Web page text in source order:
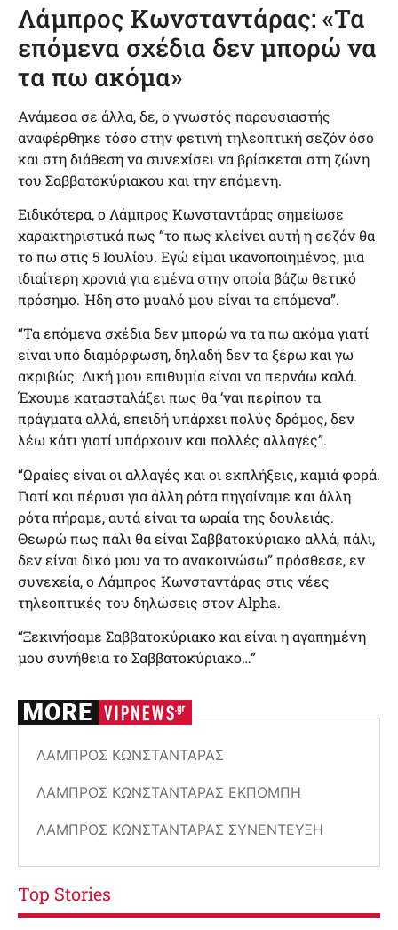
Λάμπρος Κωνσταντάρας: «Τα
επόμενα σχέδια δεν μπορώ να
τα πω ακόμα»
Ανάμεσα σε άλλα, δε, ο γνωστός παρουσιαστής
αναφέρθηκε τόσο στην φετινή τηλεοπτική σεζόν όσο
και στη διάθεση να συνεχίσει να βρίσκεται στη ζώνη
του Σαββατοκύριακου και την επόμενη.
Ειδικότερα, ο Λάμπρος Κωνσταντάρας σημείωσε
χαρακτηριστικά πως “το πως κλείνει αυτή η σεζόν θα
το πω στις 5 Ιουλίου. Εγώ είμαι ικανοποιημένος, μια
ιδιαίτερη χρονιά για εμένα στην οποία βάζω θετικό
πρόσημο. Ήδη στο μυαλό μου είναι τα επόμενα”.
“Τα επόμενα σχέδια δεν μπορώ να τα πω ακόμα γιατί
είναι υπό διαμόρφωση, δηλαδή δεν τα ξέρω και γω
ακριβώς. Δική μου επιθυμία είναι να περνάω καλά.
Έχουμε κατασταλάξει πως θα ‘ναι περίπου τα
πράγματα αλλά, επειδή υπάρχει πολύς δρόμος, δεν
λέω κάτι γιατί υπάρχουν και πολλές αλλαγές”.
“Ωραίες είναι οι αλλαγές και οι εκπλήξεις, καμιά φορά.
Γιατί και πέρυσι για άλλη ρότα πηγαίναμε και άλλη
ρότα πήραμε, αυτά είναι τα ωραία της δουλειάς.
Θεωρώ πως πάλι θα είναι Σαββατοκύριακο αλλά, πάλι,
δεν είναι δικό μου να το ανακοινώσω” πρόσθεσε, εν
συνεχεία, ο Λάμπρος Κωνσταντάρας στις νέες
τηλεοπτικές του δηλώσεις στον Alpha.
“Ξεκινήσαμε Σαββατοκύριακο και είναι η αγαπημένη
μου συνήθεια το Σαββατοκύριακο…”
ΛΆΜΠΡΟΣ ΚΩΝΣΤΑΝΤΆΡΑΣ
ΛΆΜΠΡΟΣ ΚΩΝΣΤΑΝΤΆΡΑΣ ΕΚΠΟΜΠΉ
ΛΆΜΠΡΟΣ ΚΩΝΣΤΑΝΤΆΡΑΣ ΣΥΝΈΝΤΕΥΞΗ
Top Stories